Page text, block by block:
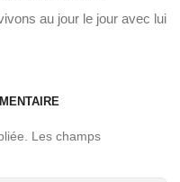
au jour le jour avec lui
Les champs